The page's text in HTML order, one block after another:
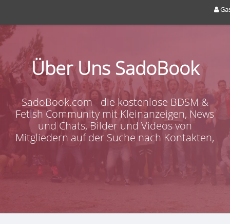
Über Uns SadoBook
SadoBook.com - die kostenlose BDSM &
Fetish Community mit Kleinanzeigen, News
und Chats, Bilder und Videos von
Mitgliedern auf der Suche nach Kontakten,